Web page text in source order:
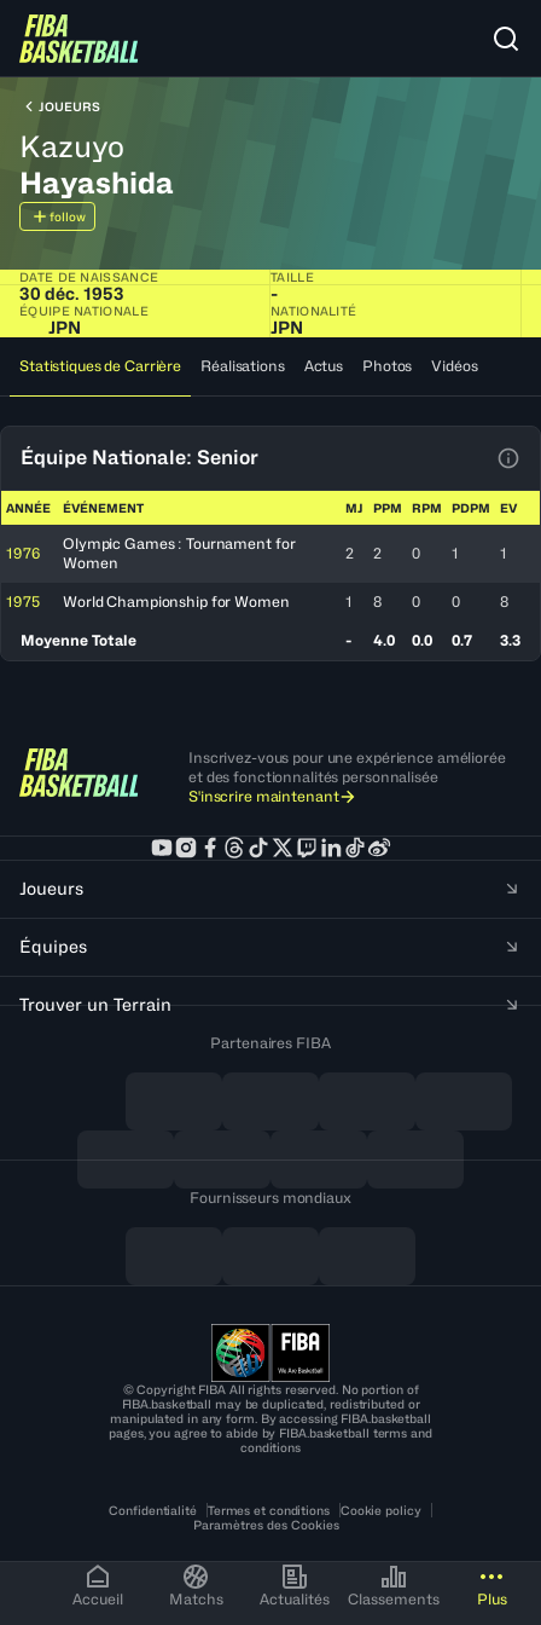
Accueil Matchs Actualités Classements Plus
JOUEURS
Kazuyo
Hayashida
follow
DATE DE NAISSANCE
30 déc. 1953
TAILLE
-
ÉQUIPE NATIONALE
JPN
NATIONALITÉ
JPN
Statistiques de Carrière Réalisations Actus Photos Vidéos
Équipe Nationale: Senior
ANNÉE ÉVÉNEMENT MJ PPM RPM PDPM EV
1976
Olympic Games : Tournament for
Women
2 2 0 1 1
1975 World Championship for Women 1 8 0 0 8
Moyenne Totale - 4.0 0.0 0.7 3.3
Inscrivez-vous pour une expérience améliorée
et des fonctionnalités personnalisée
S'inscrire maintenant
Joueurs
Équipes
Trouver un Terrain
Partenaires FIBA
Fournisseurs mondiaux
© Copyright FIBA All rights reserved. No portion of
FIBA.basketball may be duplicated, redistributed or
manipulated in any form. By accessing FIBA.basketball
pages, you agree to abide by FIBA.basketball terms and
conditions
Confidentialité Termes et conditions
Cookie policy
Paramètres des Cookies